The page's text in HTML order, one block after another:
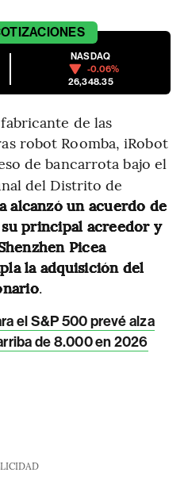
NASDAQ
-0.06%
26,348.35
de las
robot Roomba, iRobot
de bancarrota bajo el
del Distrito de
alcanzó un acuerdo de
principal acreedor y
Picea
la adquisición del
.
el S&P 500 prevé alza
de 8.000 en 2026